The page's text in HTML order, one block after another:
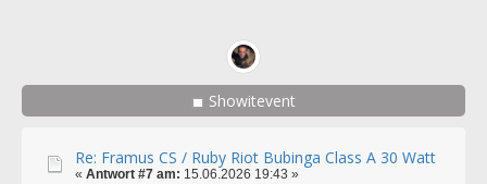
Showitevent
Re: Framus CS / Ruby Riot Bubinga Class A 30 Watt
« Antwort #7 am: 15.06.2026 19:43 »